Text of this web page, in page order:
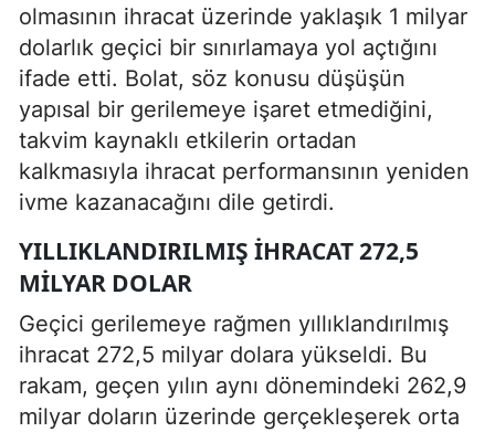
olmasının ihracat üzerinde yaklaşık 1 milyar
dolarlık geçici bir sınırlamaya yol açtığını
ifade etti. Bolat, söz konusu düşüşün
yapısal bir gerilemeye işaret etmediğini,
takvim kaynaklı etkilerin ortadan
kalkmasıyla ihracat performansının yeniden
ivme kazanacağını dile getirdi.
YILLIKLANDIRILMIŞ İHRACAT 272,5
MILYAR DOLAR
Geçici gerilemeye rağmen yıllıklandırılmış
ihracat 272,5 milyar dolara yükseldi. Bu
rakam, geçen yılın aynı dönemindeki 262,9
milyar doların üzerinde gerçekleşerek orta